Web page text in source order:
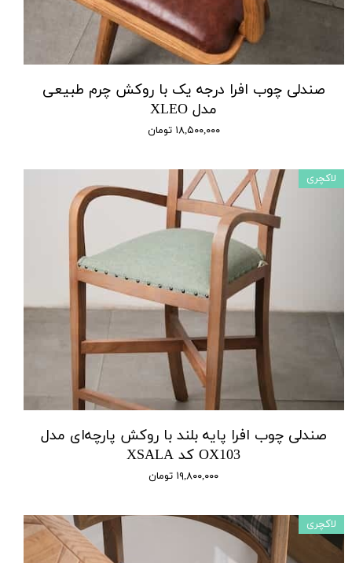
صندلی چوب افرا درجه یک با روکش چرم طبیعی
مدل XLEO
۱۸,۵۰۰,۰۰۰ تومان
صندلی چوب افرا پایه بلند با روکش پارچه‌ای مدل
OX103 کد XSALA
۱۹,۸۰۰,۰۰۰ تومان
لاکچری
لاکچری